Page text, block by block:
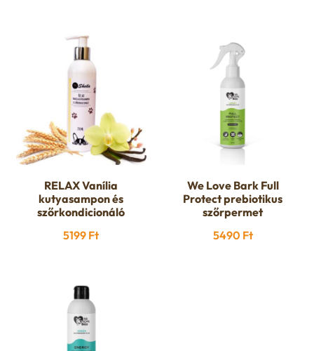
RELAX Vanília
kutyasampon és
szőrkondicionáló
5199 Ft
We Love Bark Full
Protect prebiotikus
szőrpermet
5490 Ft